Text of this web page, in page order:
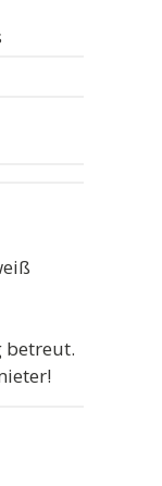
betreut.